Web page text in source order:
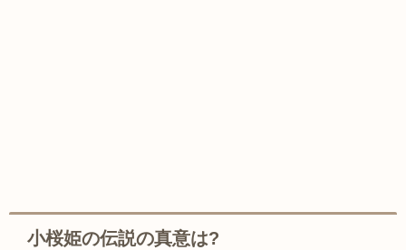
小桜姫の伝説の真意は?